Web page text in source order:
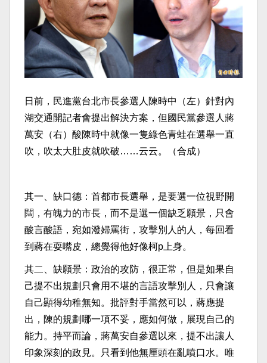
日前，民進黨台北市長參選人陳時中（左）針對內
湖交通開記者會提出解決方案，但國民黨參選人蔣
萬安（右）酸陳時中就像一隻綠色青蛙在選舉一直
吹，吹太大肚皮就吹破……云云。（合成）
其一、缺口德：首都市長選舉，是要選一位視野開
闊，有魄力的市長，而不是選一個缺乏願景，只會
酸言酸語，宛如潑婦罵街，攻擊別人的人，每回看
到蔣在耍嘴皮，總覺得他好像柯p上身。
其二、缺願景：政治的攻防，很正常，但是如果自
己提不出規劃只會用不堪的言語攻擊別人，只會讓
自己顯得幼稚無知。批評對手當然可以，蔣應提
出，陳的規劃哪一項不妥，應如何做，展現自己的
能力。持平而論，蔣萬安自參選以來，提不出讓人
印象深刻的政見。只看到他無厘頭在亂噴口水。唯